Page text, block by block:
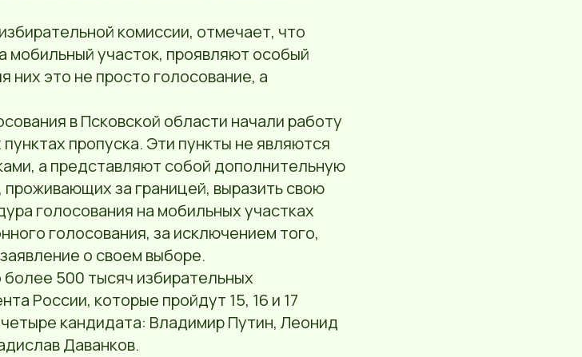
комиссии, отмечает, что
мобильный участок, проявляют особый
них это не просто голосование, а
в Псковской области начали работу
пропуска. Эти пункты не являются
а представляют собой дополнительную
за границей, выразить свою
голосования на мобильных участках
голосования, за исключением того,
о своем выборе.
500 тысяч избирательных
России, которые пройдут 15, 16 и 17
кандидата: Владимир Путин, Леонид
Даванков.